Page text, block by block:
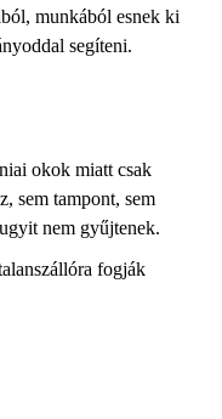
munkából esnek ki
segíteni.
okok miatt csak
sem tampont, sem
nem gyűjtenek.
fogják